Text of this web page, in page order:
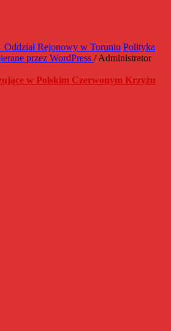
Rejonowy w Toruniu Polityka
przez WordPress / Administrator
w Polskim Czerwonym Krzyżu